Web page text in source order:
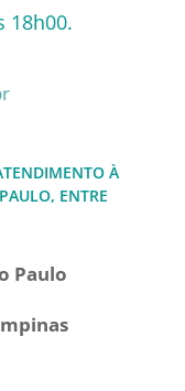
18h00.
À
ENTRE
Paulo